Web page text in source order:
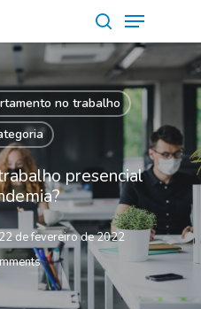
search
Menu
no trabalho
presencial
22 de fevereiro de 2022
Close
Menu